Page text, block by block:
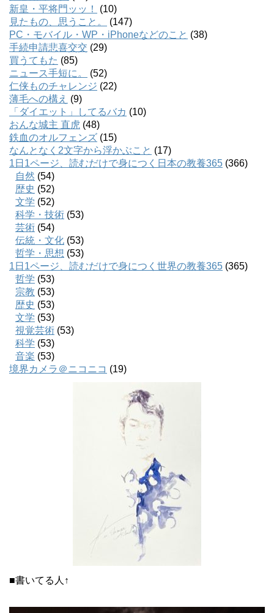
新皇・平将門ッッ！
(10)
見たもの、思うこと。
(147)
PC・モバイル・WP・iPhoneなどのこと (38)
手続申請悲喜交交 (29)
買うてもた (85)
ニュース手短に。
(52)
仁侠ものチャレンジ (22)
薄毛への構え (9)
「ダイエット」してるバカ (10)
おんな城主 直虎 (48)
鉄血のオルフェンズ (15)
なんとなく2文字から浮かぶこと (17)
1日1ページ、読むだけで身につく日本の教養365 (366)
自然 (54)
歴史 (52)
文学 (52)
科学・技術 (53)
芸術 (54)
伝統・文化 (53)
哲学・思想 (53)
1日1ページ、読むだけで身につく世界の教養365 (365)
哲学 (53)
宗教 (53)
歴史 (53)
文学 (53)
視覚芸術 (53)
科学 (53)
音楽 (53)
境界カメラ＠ニコニコ (19)
■書いてる人↑